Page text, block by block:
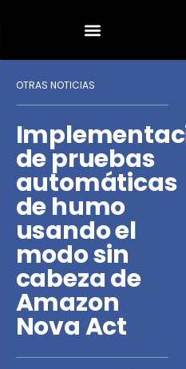
OTRAS NOTICIAS
de pruebas
automáticas
de humo
usando el
modo sin
cabeza de
Amazon
Nova Act